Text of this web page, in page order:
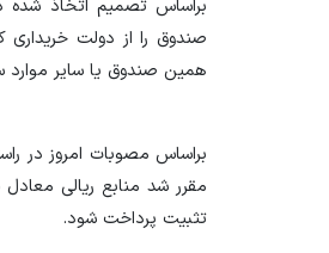
براساس تصمیم اتخاذ شده
صندوق را از دولت خریداری
همین صندوق یا سایر
براساس مصوبات امروز در
تثبیت پرداخت شود.